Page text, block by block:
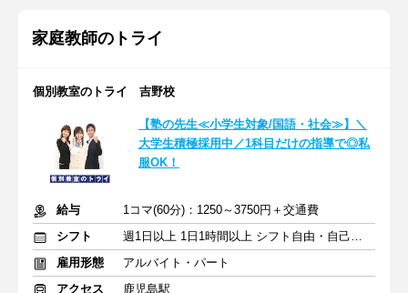
家庭教師のトライ
個別教室のトライ 吉野校
【塾の先生≪小学生対象/国語・社会≫】＼
大学生積極採用中／1科目だけの指導で◎私
服OK！
給与
1コマ(60分)：1250～3750円＋交通費
シフト
週1日以上 1日1時間以上 シフト自由・自己申告
雇用形態
アルバイト・パート
アクセス
鹿児島駅